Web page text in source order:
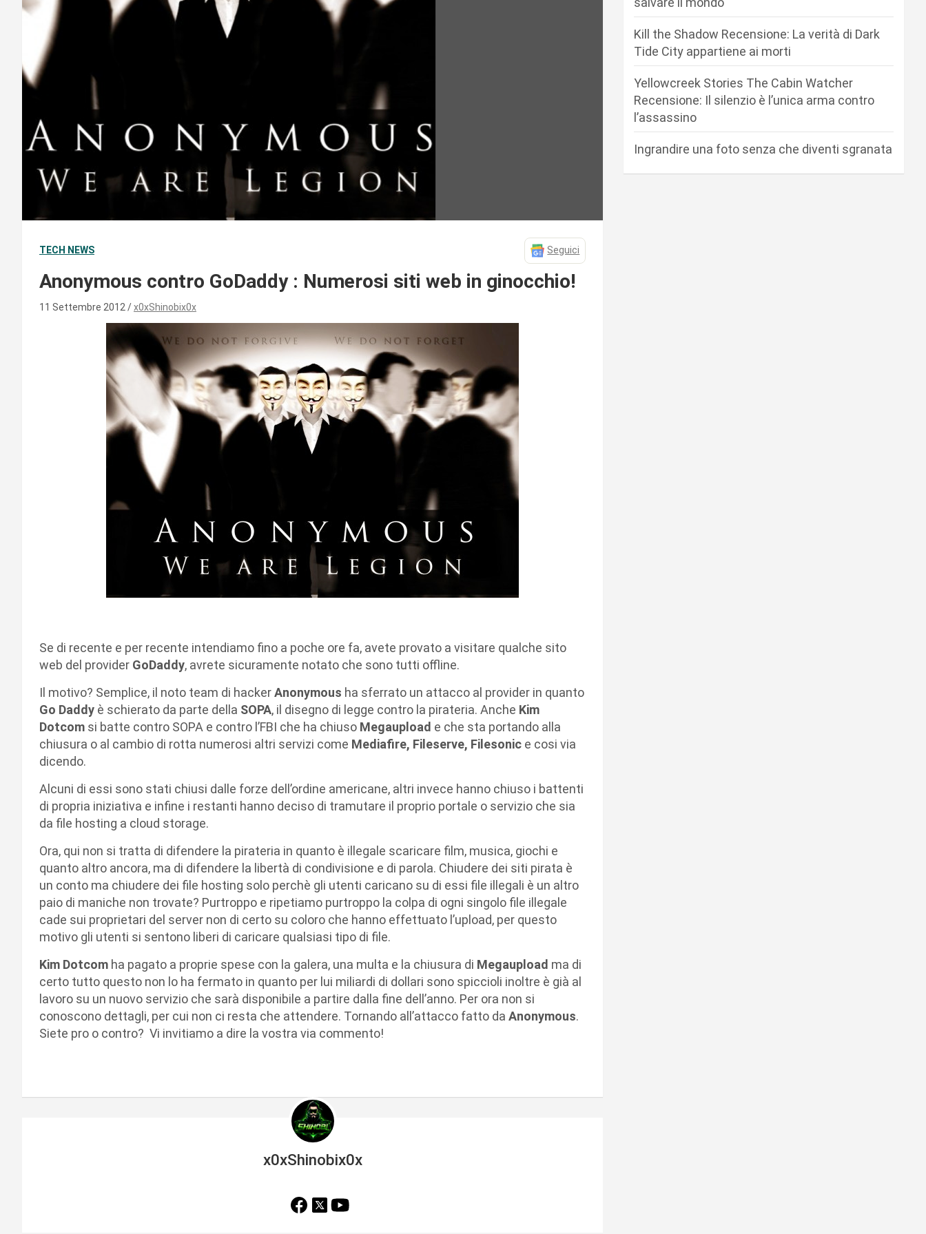
TECH NEWS Seguici
Anonymous contro GoDaddy : Numerosi siti web in ginocchio!
11 Settembre 2012 x0xShinobix0x
Se di recente e per recente intendiamo fino a poche ore fa, avete provato a visitare qualche sito
web del provider GoDaddy, avrete sicuramente notato che sono tutti offline.
Il motivo? Semplice, il noto team di hackerAnonymous ha sferrato un attacco al provider in quanto
Go Daddy è schierato da parte della SOPA, il disegno di legge contro la pirateria. Anche Kim
Dotcom si batte contro SOPA e contro l’FBI che ha chiuso Megaupload e che sta portando alla
chiusura o al cambio di rotta numerosi altri servizi come Mediafire, Fileserve, Filesonic e cosi via
dicendo.
Alcuni di essi sono stati chiusi dalle forze dell’ordine americane, altri invece hanno chiuso i battenti
di propria iniziativa e infine i restanti hanno deciso di tramutare il proprio portale o servizio che sia
da file hosting a cloud storage.
Ora, qui non si tratta di difendere la pirateria in quanto è illegale scaricare film, musica, giochi e
quanto altro ancora, ma di difendere la libertà di condivisione e di parola. Chiudere dei siti pirata è
un conto ma chiudere dei file hosting solo perchè gli utenti caricano su di essi file illegali è un altro
paio di maniche non trovate? Purtroppo e ripetiamo purtroppo la colpa di ogni singolo file illegale
cade sui proprietari del server non di certo su coloro che hanno effettuato l’upload, per questo
motivo gli utenti si sentono liberi di caricare qualsiasi tipo di file.
Kim Dotcom ha pagato a proprie spese con la galera, una multa e la chiusura di Megaupload ma di
certo tutto questo non lo ha fermato in quanto per lui miliardi di dollari sono spiccioli inoltre è già al
lavoro su un nuovo servizio che sarà disponibile a partire dalla fine dell’anno. Per ora non si
conoscono dettagli, per cui non ci resta che attendere. Tornando all’attacco fatto da Anonymous.
Siete pro o contro? Vi invitiamo a dire la vostra via commento!
x0xShinobix0x
Kill the Shadow Recensione: La verità di Dark
Tide City appartiene ai morti
Yellowcreek Stories The Cabin Watcher
Recensione: Il silenzio è l’unica arma contro
l’assassino
Ingrandire una foto senza che diventi sgranata